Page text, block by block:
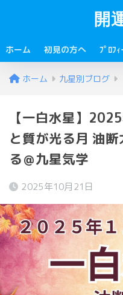
開
ホーム 初見の方へ ﾌﾟﾛﾌｨ
ホーム 九星別ブログ
【一白水星】
と質が光る月 油
る＠九星気学
2025年10月21日